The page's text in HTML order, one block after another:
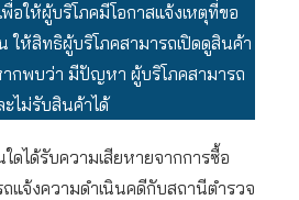
อให้ผู้บริโภคมีโอกาสแจ้งเหตุที่ขอ
ให้สิทธิผู้บริโภคสามารถเปิดดูสินค้า
ากพบว่า มีปัญหา ผู้บริโภคสามารถ
ะไม่รับสินค้าได้
ดได้รับความเสียหายจากการซื้อ
แจ้งความดำเนินคดีกับสถานีตำรวจ